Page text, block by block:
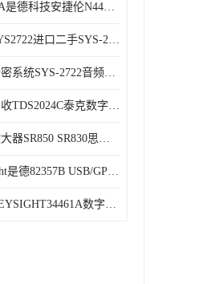
N4433A是德科技安捷伦N4433A网络分析仪校准件
精品SYS2722进口二手SYS-2722 音频分析仪
音频精密系统SYS-2722音频分析仪
销售回收TDS2024C泰克数字示波器TDS3054C
锁相放大器SR850 SR830思坦福
Keysight是德82357B USB/GPIB接口
是德KEYSIGHT34461A数字万用表六位半34470A